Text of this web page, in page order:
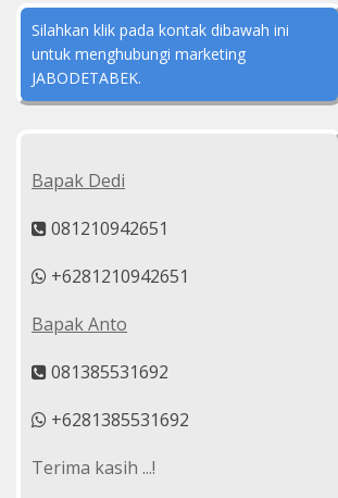
Silahkan klik pada kontak dibawah ini
untuk menghubungi marketing
JABODETABEK.
Bapak Dedi
081210942651
+6281210942651
Bapak Anto
081385531692
+6281385531692
Terima kasih ...!